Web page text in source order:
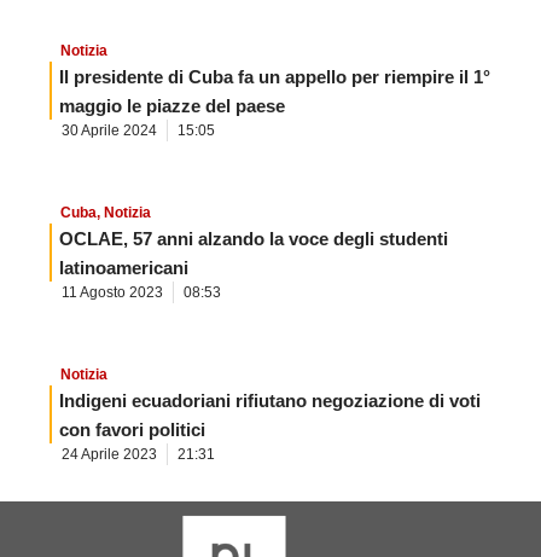
Notizia
Il presidente di Cuba fa un appello per riempire il 1°
maggio le piazze del paese
30 Aprile 2024 15:05
Cuba, Notizia
OCLAE, 57 anni alzando la voce degli studenti
latinoamericani
11 Agosto 2023 08:53
Notizia
Indigeni ecuadoriani rifiutano negoziazione di voti
con favori politici
24 Aprile 2023 21:31